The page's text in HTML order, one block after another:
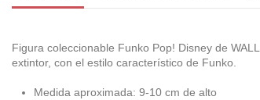
Figura coleccionable Funko Pop! Disney de
extintor, con el estilo característico de Funko.
Medida aproximada: 9-10 cm de alto